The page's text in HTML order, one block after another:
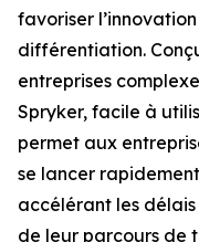
favoriser
différentiation.
entreprises
Spryker, facile à
permet aux
se lancer
accélérant les
de leur parcours de